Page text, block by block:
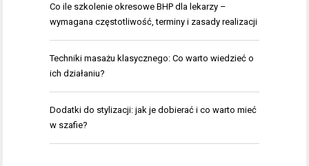
Co ile szkolenie okresowe BHP dla lekarzy –
wymagana częstotliwość, terminy i zasady realizacji
Techniki masażu klasycznego: Co warto wiedzieć o
ich działaniu?
Dodatki do stylizacji: jak je dobierać i co warto mieć
w szafie?